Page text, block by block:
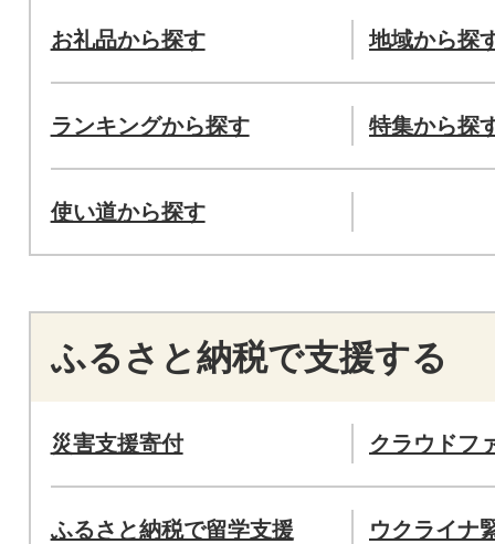
お礼品から探す 地域から探
ランキングから探す 特集から探
使い道から探す
ふるさと納税で支援する
災害支援寄付 クラウドフ
ふるさと納税で留学支援 ウクライナ